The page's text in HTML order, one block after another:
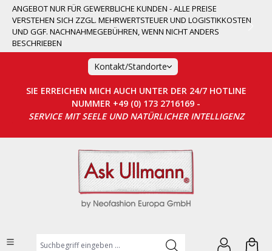
springen
ANGEBOT NUR FÜR GEWERBLICHE KUNDEN - ALLE PREISE
VERSTEHEN SICH ZZGL. MEHRWERTSTEUER UND LOGISTIKKOSTEN
UND GGF. NACHNAHMEGEBÜHREN, WENN NICHT ANDERS
BESCHRIEBEN
Kontakt/Standorte
SIE ERREICHEN MICH AUCH UNTER DER 24/7 HOTLINE
NUMMER +49 (0) 173 2716169 -
SERVICE MIT SEELE UND NATÜRLICHER INTELLIGENZ
Suchbegriff eingeben ...